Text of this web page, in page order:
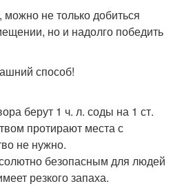
не только добиться
но и надолго победить
способ!
берут 1 ч. л. соды на 1 ст.
протирают места с
не нужно.
безопасным для людей
резкого запаха.